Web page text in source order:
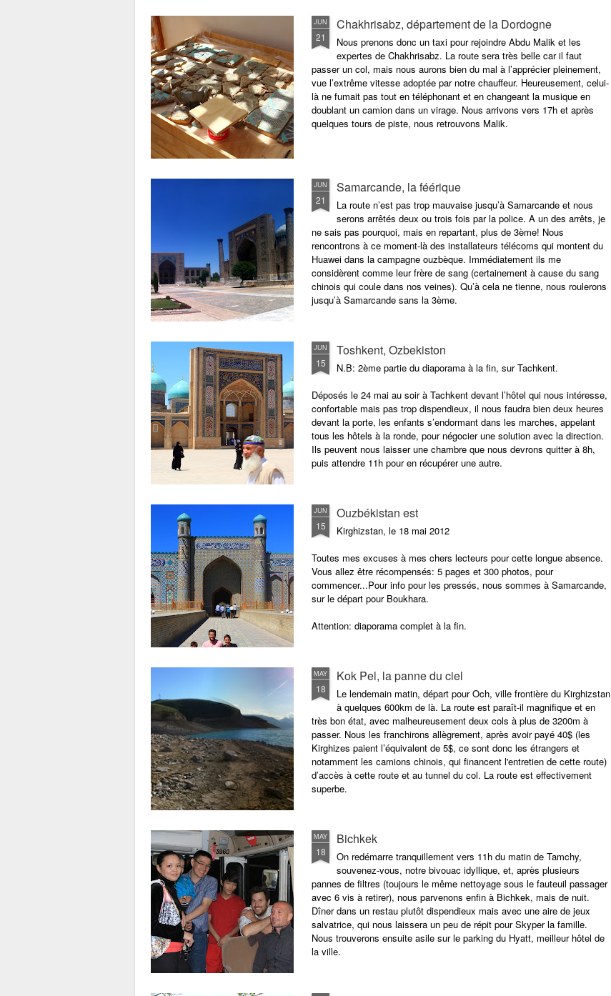
JUN
21
Chakhrisabz, département de la Dordogne
Nous prenons donc un taxi pour rejoindre Abdu Malik et les
expertes de Chakhrisabz. La route sera très belle car il faut
passer un col, mais nous aurons bien du mal à l’apprécier pleinement,
vue l’extrême vitesse adoptée par notre chauffeur. Heureusement, celui-
là ne fumait pas tout en téléphonant et en changeant la musique en
doublant un camion dans un virage. Nous arrivons vers 17h et après
quelques tours de piste, nous retrouvons Malik.
JUN
21
Samarcande, la féérique
La route n’est pas trop mauvaise jusqu’à Samarcande et nous
serons arrêtés deux ou trois fois par la police. A un des arrêts, je
ne sais pas pourquoi, mais en repartant, plus de 3ème! Nous
rencontrons à ce moment-là des installateurs télécoms qui montent du
Huawei dans la campagne ouzbèque. Immédiatement ils me
considèrent comme leur frère de sang (certainement à cause du sang
chinois qui coule dans nos veines). Qu’à cela ne tienne, nous roulerons
jusqu’à Samarcande sans la 3ème.
JUN
15
Toshkent, Ozbekiston
N.B: 2ème partie du diaporama à la fin, sur Tachkent.
Déposés le 24 mai au soir à Tachkent devant l’hôtel qui nous intéresse,
confortable mais pas trop dispendieux, il nous faudra bien deux heures
devant la porte, les enfants s’endormant dans les marches, appelant
tous les hôtels à la ronde, pour négocier une solution avec la direction.
Ils peuvent nous laisser une chambre que nous devrons quitter à 8h,
puis attendre 11h pour en récupérer une autre.
JUN
15
Ouzbékistan est
Kirghizstan, le 18 mai 2012
Toutes mes excuses à mes chers lecteurs pour cette longue absence.
Vous allez être récompensés: 5 pages et 300 photos, pour
commencer...Pour info pour les pressés, nous sommes à Samarcande,
sur le départ pour Boukhara.
Attention: diaporama complet à la fin.
MAY
18
Kok Pel, la panne du ciel
Le lendemain matin, départ pour Och, ville frontière du Kirghizstan
à quelques 600km de là. La route est paraît-il magnifique et en
très bon état, avec malheureusement deux cols à plus de 3200m à
passer. Nous les franchirons allègrement, après avoir payé 40$ (les
Kirghizes paient l’équivalent de 5$, ce sont donc les étrangers et
notamment les camions chinois, qui financent l'entretien de cette route)
d’accès à cette route et au tunnel du col. La route est effectivement
superbe.
MAY
18
Bichkek
On redémarre tranquillement vers 11h du matin de Tamchy,
souvenez-vous, notre bivouac idyllique, et, après plusieurs
pannes de filtres (toujours le même nettoyage sous le fauteuil passager
avec 6 vis à retirer), nous parvenons enfin à Bichkek, mais de nuit.
Dîner dans un restau plutôt dispendieux mais avec une aire de jeux
salvatrice, qui nous laissera un peu de répit pour Skyper la famille.
Nous trouverons ensuite asile sur le parking du Hyatt, meilleur hôtel de
la ville.